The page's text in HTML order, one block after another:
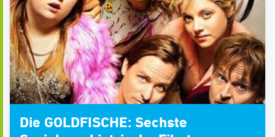
Die GOLDFISCHE: Sechste